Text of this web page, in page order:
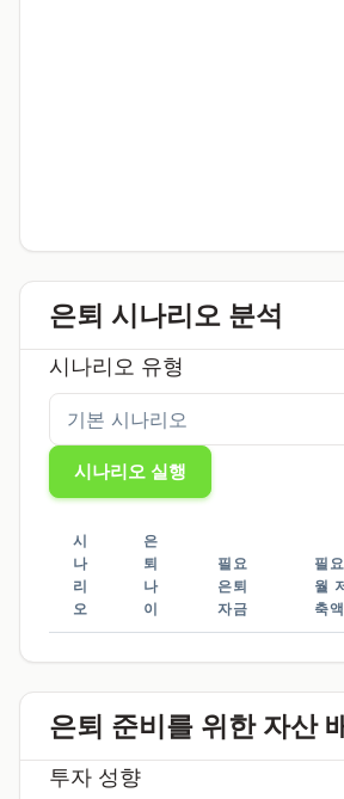
은퇴 시나리오 분석
시나리오 유형
시나리오 실행
시
나
리
오
은
퇴
나
이
필요
은퇴
자금
필요
월
축액
은퇴 준비를 위한 자산
투자 성향